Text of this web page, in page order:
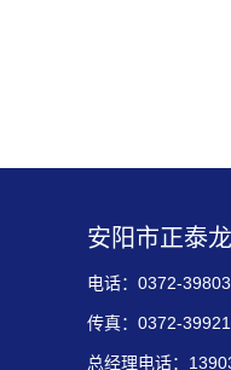
安阳市正泰
电话：0372-
传真：0372-
总经理电话：